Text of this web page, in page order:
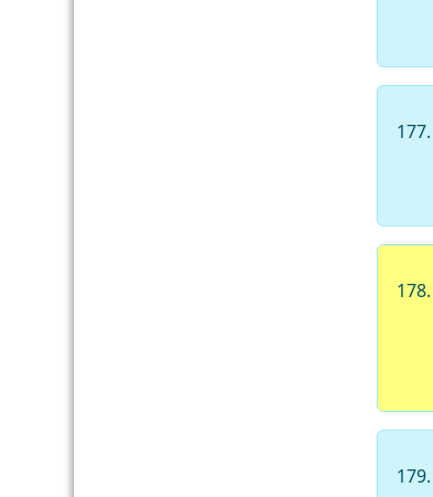
177.
178.
179.